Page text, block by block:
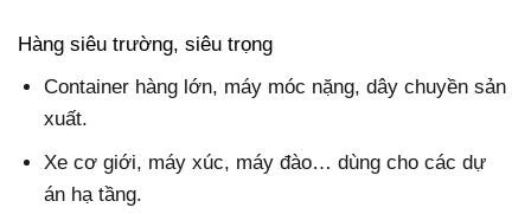
Hàng siêu trường, siêu trọng
Container hàng lớn, máy móc nặng, dây chuyền sản
xuất.
Xe cơ giới, máy xúc, máy đào… dùng cho các dự
án hạ tầng.